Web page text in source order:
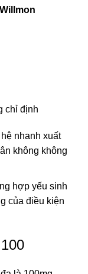
Willmon
chỉ định
nhanh xuất
không không
hợp yếu sinh
của điều kiện